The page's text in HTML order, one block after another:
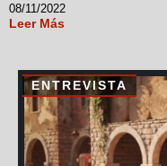
08/11/2022
Leer Más
ENTREVISTA